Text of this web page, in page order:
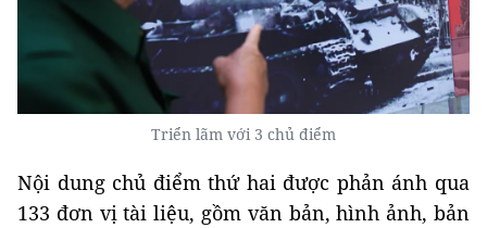
Triển lãm với 3 chủ điểm
Nội dung chủ điểm thứ hai được phản ánh qua
133 đơn vị tài liệu, gồm văn bản, hình ảnh, bản